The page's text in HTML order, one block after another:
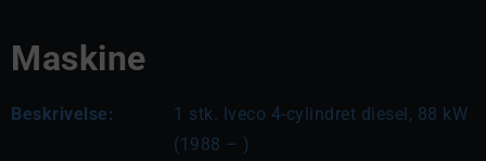
Maskine
Beskrivelse:
1 stk. Iveco 4-cylindret diesel, 88 kW
(1988 – )